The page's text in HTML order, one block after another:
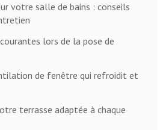
votre salle de bains : conseils
lors de la pose de
de fenêtre qui refroidit et
terrasse adaptée à chaque